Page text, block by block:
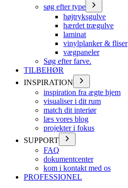
søg efter type
højtryksgulve
hærdet trægulve
laminat
vinylplanker & fliser
vægpaneler
Søg efter farve.
TILBEHØR
INSPIRATION
inspiration fra ægte hjem
visualiser i dit rum
match dit interiør
læs vores blog
projekter i fokus
SUPPORT
FAQ
dokumentcenter
kom i kontakt med os
PROFESSIONEL